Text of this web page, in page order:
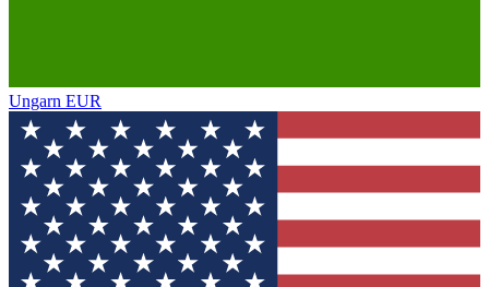
Ungarn EUR